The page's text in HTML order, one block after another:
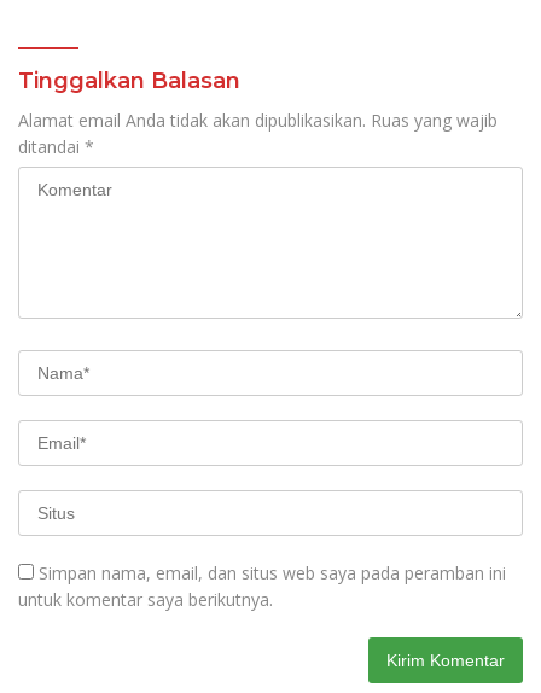
Tinggalkan Balasan
Alamat email Anda tidak akan dipublikasikan. Ruas yang wajib
ditandai *
Simpan nama, email, dan situs web saya pada peramban ini
untuk komentar saya berikutnya.